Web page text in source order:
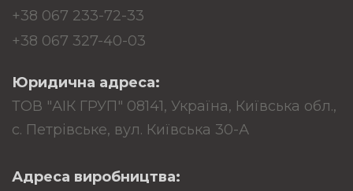
+38 067 233-72-33
+38 067 327-40-03
Юридична адреса:
ТОВ "АІК ГРУП" 08141, Україна, Київська обл.,
с. Петрівське, вул. Київська 30-А
Адреса виробництва: